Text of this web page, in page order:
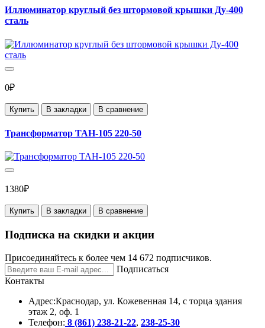
Иллюминатор круглый без штормовой крышки Ду-400
сталь
0₽
Купить В закладки В сравнение
Трансформатор ТАН-105 220-50
1380₽
Купить В закладки В сравнение
Подписка на скидки и акции
Присоединяйтесь к более чем 14 672 подписчиков.
Подписаться
Контакты
Адрес:Краснодар, ул. Кожевенная 14, с торца здания
этаж 2, оф. 1
Телефон: 8 (861) 238-21-22, 238-25-30